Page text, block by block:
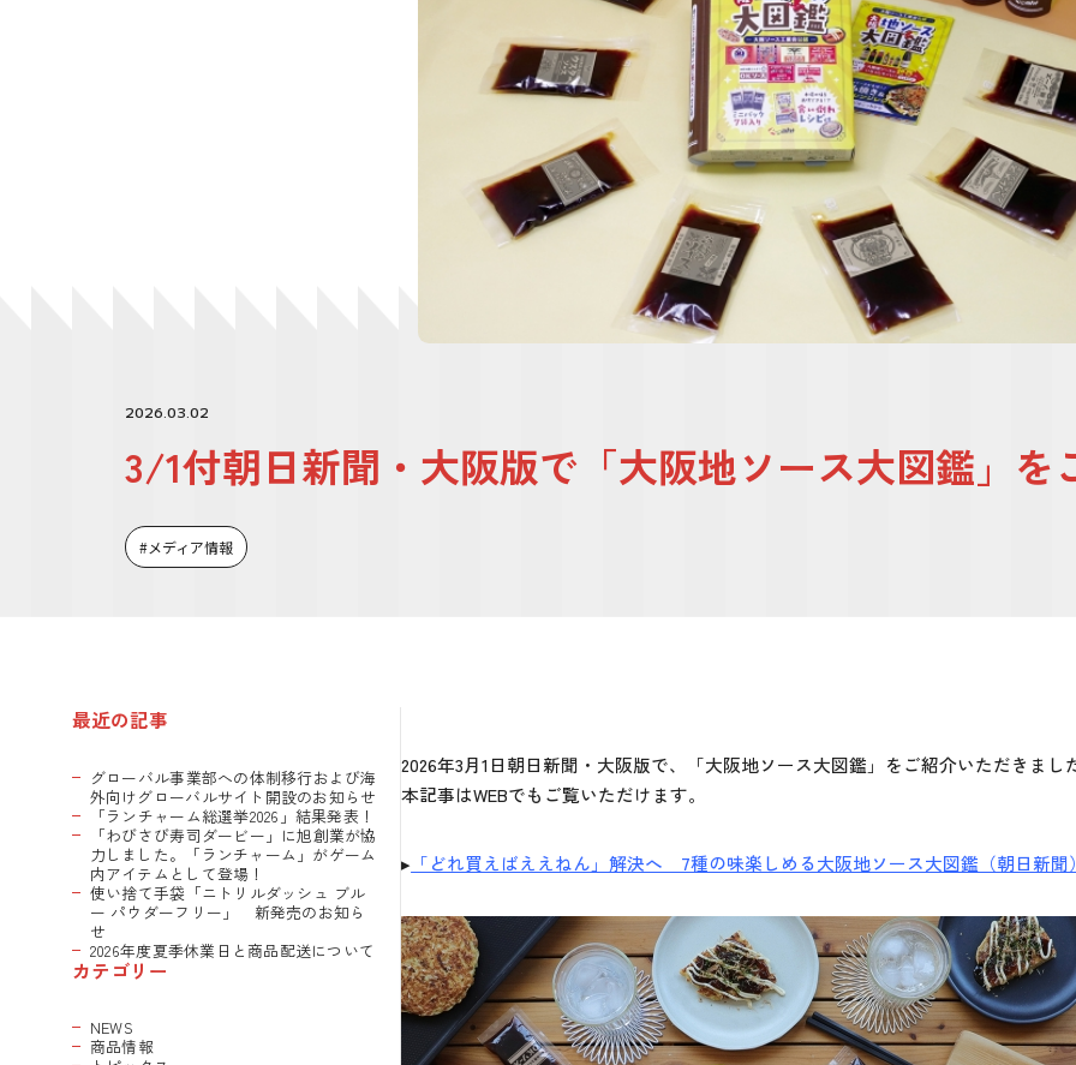
2026.03.02
3/1付朝日新聞・大阪版で「大阪地ソース大図鑑」を
メディア情報
最近の記事
グローバル事業部への体制移行および海
外向けグローバルサイト開設のお知らせ
「ランチャーム総選挙2026」結果発表！
「わびさび寿司ダービー」に旭創業が協
力しました。「ランチャーム」がゲーム
内アイテムとして登場！
使い捨て手袋「ニトリルダッシュ ブル
ー パウダーフリー」 新発売のお知ら
せ
2026年度夏季休業日と商品配送について
カテゴリー
NEWS
商品情報
2026年3月1日朝日新聞・大阪版で、「大阪地ソース大図鑑」をご紹介いただきまし
本記事はWEBでもご覧いただけます。
▸ 「どれ買えばええねん」解決へ 7種の味楽しめる大阪地ソース大図鑑（朝日新聞